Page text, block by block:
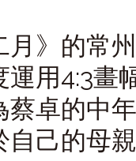
月》的常
運用4:3畫
蔡卓的中
自己的母